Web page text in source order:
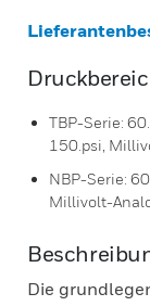
TBP-Serie:
150.psi,
NBP-Serie:
Millivolt-
Die